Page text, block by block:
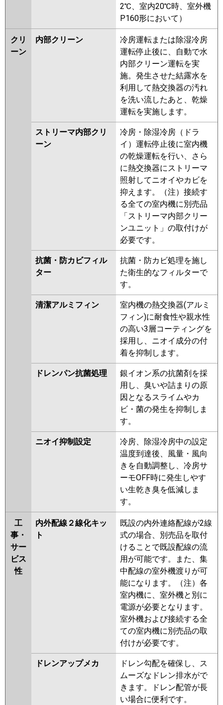
2℃、室内20℃時、室外機
P160形において）
クリ
ーン
内部クリーン
冷房運転または除湿冷房
運転停止後に、自動で水
内部クリーン運転を実
施。発生させた結露水を
利用して熱交換器の汚れ
を洗い流したあと、乾燥
運転を実施します。
ストリーマ内部クリ
ーン
冷房・除湿冷房（ドラ
イ）運転停止後に室内機
の乾燥運転を行い、さら
に熱交換器にストリーマ
照射してニオイやカビを
抑えます。（注）接続す
る全ての室内機に別売品
「ストリーマ内部クリー
ンユニット」の取付けが
必要です。
抗菌・防カビフィル
ター
抗菌・防カビ処理を施し
た衛生的なフィルターで
す。
清潔アルミフィン
室内機の熱交換器(アルミ
フィン)に耐食性や親水性
の高い3層コーティングを
採用し、ニオイ成分の付
着を抑制します。
ドレンパン抗菌処理
銀イオン系の抗菌剤を採
用し、臭いや詰まりの原
因となるスライムやカ
ビ・菌の発生を抑制しま
す。
ニオイ抑制設定
冷房、除湿冷房中の設定
温度到達後、風量・風向
きを自動調整し、冷房サ
ーモOFF時に発生しやす
い生乾き臭を低減しま
す。
工
事・
サー
ビス
性
内外配線２線化キッ
ト
既設の内外連絡配線が2線
式の場合、別売品を取付
けることで既設配線の流
用が可能です。また、集
中配線の室外機渡りが可
能になります。（注）各
室内機に、室外機と別に
電源が必要となります。
室外機および接続する全
ての室内機に別売品の取
付けが必要です。
ドレンアップメカ
ドレン勾配を確保し、ス
ムーズなドレン排水がで
きます。ドレン配管が長
い場合に便利です。